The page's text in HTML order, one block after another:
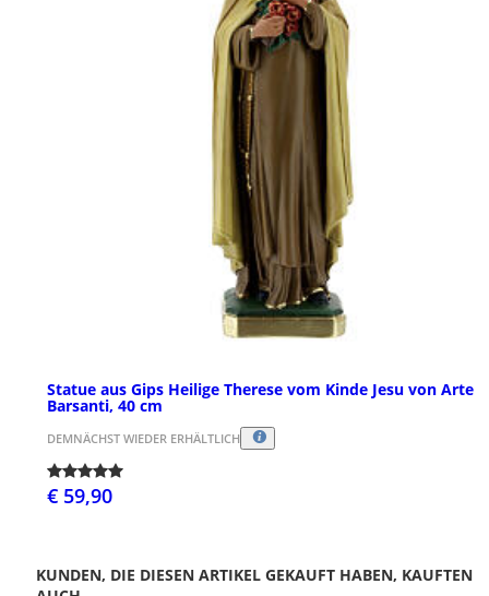
Statue aus Gips Heilige Therese vom Kinde Jesu von Arte
Barsanti, 40 cm
DEMNÄCHST WIEDER ERHÄLTLICH
€ 59,90
KUNDEN, DIE DIESEN ARTIKEL GEKAUFT HABEN, KAUFTEN